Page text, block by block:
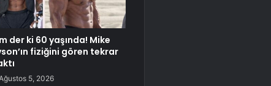
der ki 60 yaşında! Mike
fiziğini gören tekrar
5, 2026